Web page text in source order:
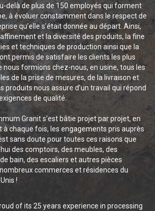
delà de plus de 150 employés qui forment
à évoluer constamment dans le respect de
qu’elle s’était donnée au départ. Ainsi,
et la diversité des produits, la fine
et techniques de production ainsi que la
permis de satisfaire les clients les plus
nous formions chez-nous, en usine, tous les
de la prise de mesures, de la livraison et
produits nous assure d’un travail qui répond
de qualité.
Granit s’est bâtie projet par projet, en
chaque fois, les engagements pris auprès
sans doute pour toutes ces raisons que
des comptoirs, des meubles, des
bain, des escaliers et autres pièces
commerces et résidences du
!
of its 25 years experience in processing